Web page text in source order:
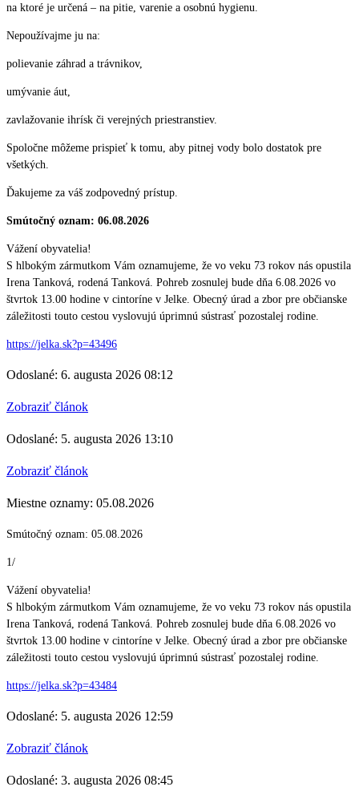
na ktoré je určená – na pitie, varenie a osobnú hygienu.
Nepoužívajme ju na:
polievanie záhrad a trávnikov,
umývanie áut,
zavlažovanie ihrísk či verejných priestranstiev.
Spoločne môžeme prispieť k tomu, aby pitnej vody bolo dostatok pre
všetkých.
Ďakujeme za váš zodpovedný prístup.
Smútočný oznam: 06.08.2026
Vážení obyvatelia!
S hlbokým zármutkom Vám oznamujeme, že vo veku 73 rokov nás opustila
Irena Tanková, rodená Tanková. Pohreb zosnulej bude dňa 6.08.2026 vo
štvrtok 13.00 hodine v cintoríne v Jelke. Obecný úrad a zbor pre občianske
záležitosti touto cestou vyslovujú úprimnú sústrasť pozostalej rodine.
https://jelka.sk?p=43496
Odoslané: 6. augusta 2026 08:12
Zobraziť článok
Odoslané: 5. augusta 2026 13:10
Zobraziť článok
Miestne oznamy: 05.08.2026
Smútočný oznam: 05.08.2026
1/
Vážení obyvatelia!
S hlbokým zármutkom Vám oznamujeme, že vo veku 73 rokov nás opustila
Irena Tanková, rodená Tanková. Pohreb zosnulej bude dňa 6.08.2026 vo
štvrtok 13.00 hodine v cintoríne v Jelke. Obecný úrad a zbor pre občianske
záležitosti touto cestou vyslovujú úprimnú sústrasť pozostalej rodine.
https://jelka.sk?p=43484
Odoslané: 5. augusta 2026 12:59
Zobraziť článok
Odoslané: 3. augusta 2026 08:45